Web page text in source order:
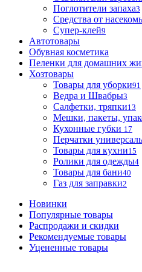
Поглотители запаха3
Средства от
Супер-клей9
Автотовары
Обувная косметика
Пеленки для домашних
Хозтовары
Товары для уборки91
Ведра и Швабры3
Салфетки, тряпки13
Мешки, пакеты,
Кухонные губки 17
Перчатки
Товары для кухни15
Ролики для одежды4
Товары для бани40
Газ для заправки2
Новинки
Популярные товары
Распродажи и скидки
Рекомендуемые товары
Уцененные товары